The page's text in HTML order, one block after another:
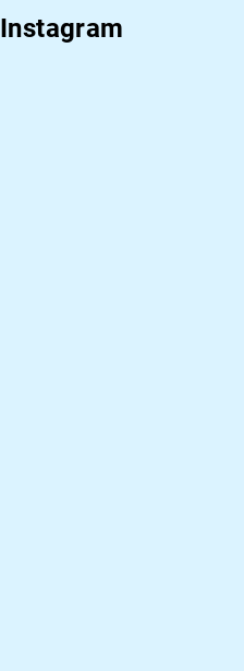
Instagram